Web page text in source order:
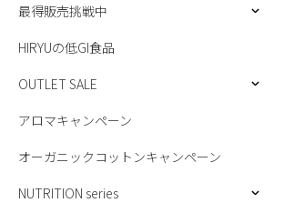
最得販売挑戦中
HIRYUの低GI食品
OUTLET SALE
アロマキャンペーン
オーガニックコットンキャンペーン
NUTRITION series